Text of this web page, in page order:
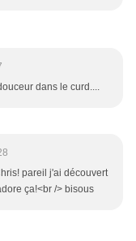
dans le curd....
pareil j'ai découvert
ça!<br /> bisous